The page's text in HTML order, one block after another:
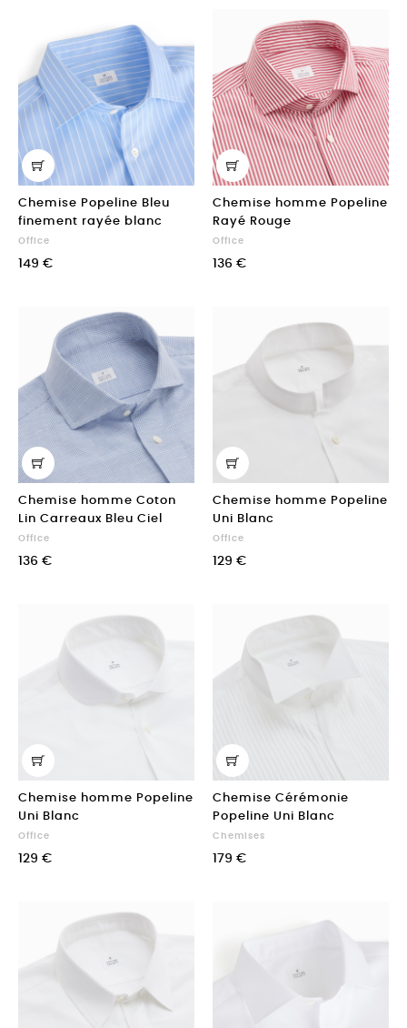
Chemise Popeline Bleu
finement rayée blanc
Office
149 €
Chemise homme Popeline
Rayé Rouge
Office
136 €
Chemise homme Coton
Lin Carreaux Bleu Ciel
Office
136 €
Chemise homme Popeline
Uni Blanc
Office
129 €
Chemise homme Popeline
Uni Blanc
Office
129 €
Chemise Cérémonie
Popeline Uni Blanc
Chemises
179 €